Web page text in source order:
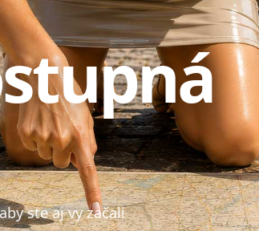
ste aj vy začali